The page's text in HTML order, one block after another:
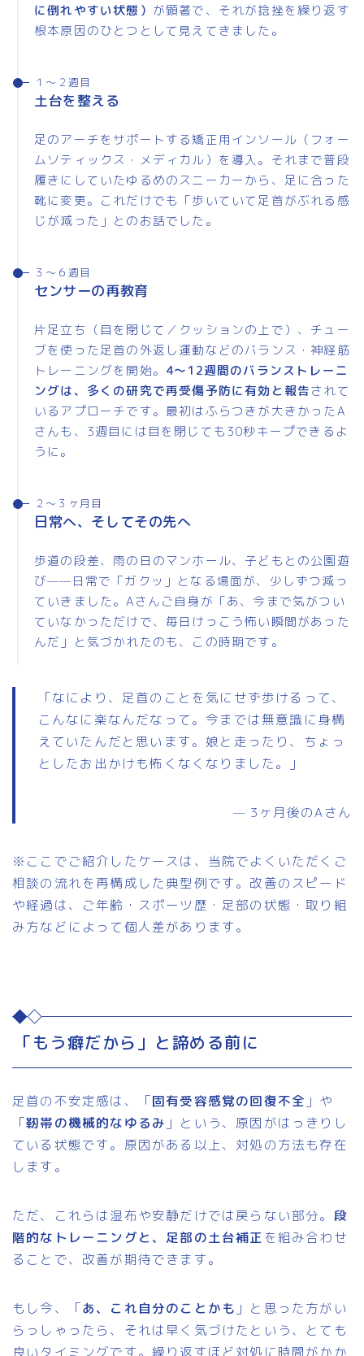
に倒れやすい状態） が顕著で、それが捻挫を繰り返す
根本原因のひとつとして見えてきました。
１〜２週目
土台を整える
足のアーチをサポートする矯正用インソール（フォー
ムソティックス・メディカル）を導入。それまで普段
履きにしていたゆるめのスニーカーから、足に合った
靴に変更。これだけでも「歩いていて足首がぶれる感
じが減った」とのお話でした。
３〜６週目
センサーの再教育
片足立ち（目を閉じて／クッションの上で）、チュー
ブを使った足首の外返し運動などのバランス・神経筋
トレーニングを開始。 4〜12週間のバランストレーニ
ングは、多くの研究で再受傷予防に有効と報告されて
いるアプローチです。最初はふらつきが大きかったA
さんも、3週目には目を閉じても30秒キープできるよ
うに。
２〜３ヶ月目
日常へ、そしてその先へ
歩道の段差、雨の日のマンホール、子どもとの公園遊
び——日常で「ガクッ」となる場面が、少しずつ減っ
ていきました。Aさんご自身が「あ、今まで気がつい
ていなかっただけで、毎日けっこう怖い瞬間があった
んだ」と気づかれたのも、この時期です。
「なにより、足首のことを気にせず歩けるって、
こんなに楽なんだなって。今までは無意識に身構
えていたんだと思います。娘と走ったり、ちょっ
としたお出かけも怖くなくなりました。」
— 3ヶ月後のAさん
※ここでご紹介したケースは、当院でよくいただくご
相談の流れを再構成した典型例です。改善のスピード
や経過は、ご年齢・スポーツ歴・足部の状態・取り組
み方などによって個人差があります。
「もう癖だから」と諦める前に
足首の不安定感は、「固有受容感覚の回復不全 」や
「靭帯の機械的なゆるみ 」という、原因がはっきりし
ている状態です。原因がある以上、対処の方法も存在
します。
ただ、これらは湿布や安静だけでは戻らない部分。 段
階的なトレーニングと、足部の土台補正 を組み合わせ
ることで、改善が期待できます。
もし今、「あ、これ自分のことかも 」と思った方がい
らっしゃったら、それは早く気づけたという、とても
良いタイミングです。繰り返すほど対処に時間がかか